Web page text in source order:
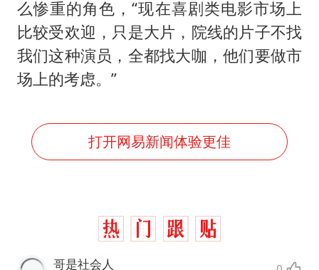
么惨重的角色，“现在喜剧类电影市场上
比较受欢迎，只是大片，院线的片子不找
我们这种演员，全都找大咖，他们要做市
场上的考虑。”
打开网易新闻体验更佳
哥是社会人